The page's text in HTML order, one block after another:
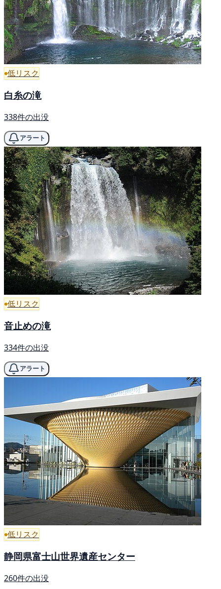
低リスク
白糸の滝
338件の出没
アラート
低リスク
音止めの滝
334件の出没
アラート
低リスク
静岡県富士山世界遺産センター
260件の出没